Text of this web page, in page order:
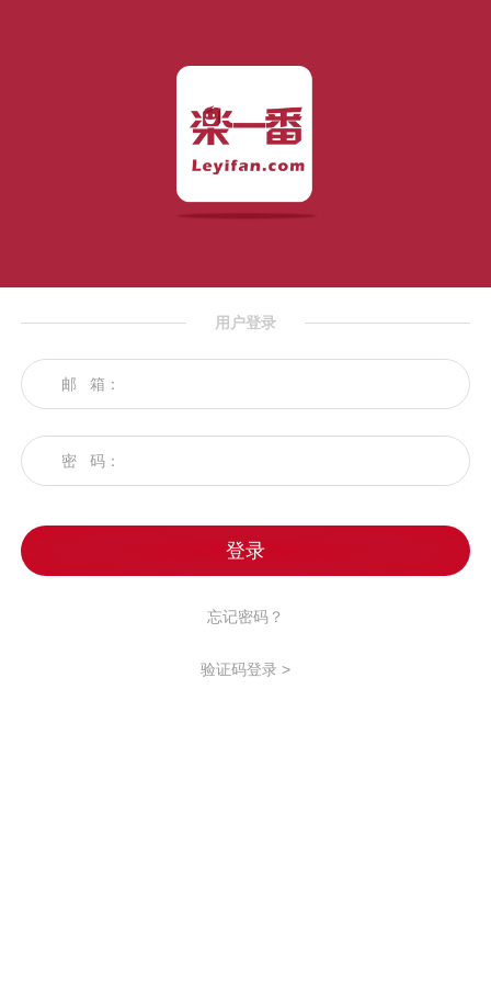
用户登录
邮 箱：
密 码：
忘记密码？
验证码登录 >